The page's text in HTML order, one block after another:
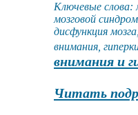
Ключевые слова:
мозговой
дисфункция
внимания,
внимания и
Читать